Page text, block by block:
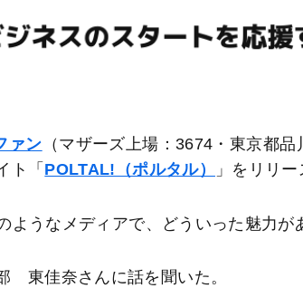
ァン （マザーズ上場：3674・東京都
ト「 POLTAL!（ポルタル） 」をリリー
ようなメディアで、どういった魅力が
東佳奈さんに話を聞いた。